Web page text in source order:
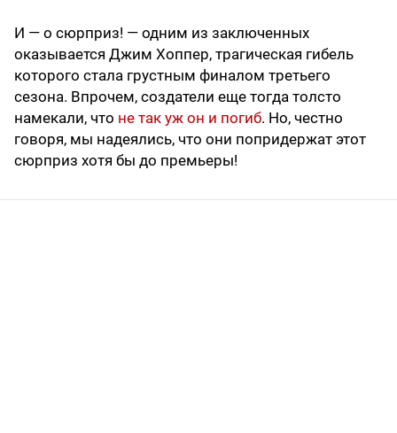
И — о сюрприз! — одним из заключенных
оказывается Джим Хоппер, трагическая гибель
которого стала грустным финалом третьего
сезона. Впрочем, создатели еще тогда толсто
намекали, что не так уж он и погиб. Но, честно
говоря, мы надеялись, что они попридержат этот
сюрприз хотя бы до премьеры!